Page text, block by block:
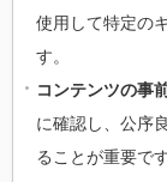
使用して特定の
す。
コンテンツの事
に確認し、公序
ることが重要で